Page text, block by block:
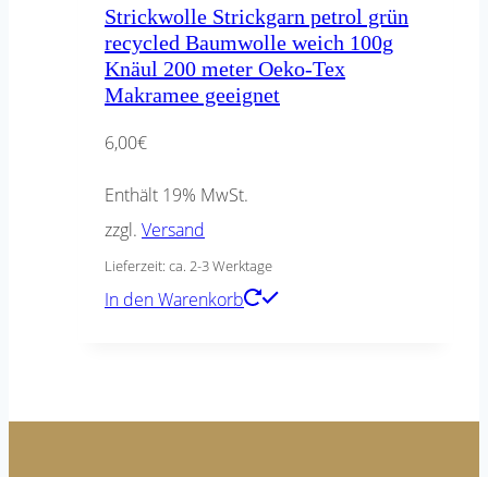
Strickwolle Strickgarn petrol grün
recycled Baumwolle weich 100g
Knäul 200 meter Oeko-Tex
Makramee geeignet
6,00€
Enthält 19% MwSt.
zzgl. Versand
Lieferzeit: ca. 2-3 Werktage
In den Warenkorb